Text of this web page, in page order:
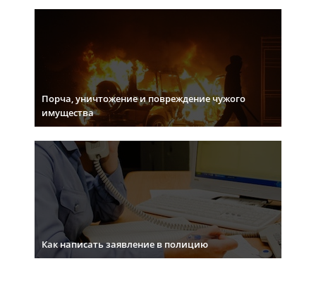
Порча, уничтожение и повреждение чужого
имущества
Как написать заявление в полицию